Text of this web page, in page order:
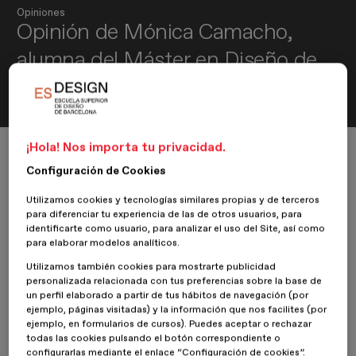
Opiniones
Opinión de Mónica Camacho,
alumna del Máster en Diseño de
Interiores
Inicio ESDESIGNERS Opiniones
Diseño de Interiores
Opinión de Mónica Camacho, alumna del Máster en Diseño de Interiores
16 Agosto 2019Mónica Camacho
Nuestra alumnaMónica Camacho delMáster en Diseño de
Interiores
, nos da su opinión sobre su experiencia enESDESIGN
¿Por qué te decidiste por cursar un máster en ESDESIGN?
¡Hola! Nos importa tu privacidad.
Configuración de Cookies
Utilizamos cookies y tecnologías similares propias y de terceros
para diferenciar tu experiencia de las de otros usuarios, para
identificarte como usuario, para analizar el uso del Site, así como
para elaborar modelos analíticos.
Utilizamos también cookies para mostrarte publicidad
personalizada relacionada con tus preferencias sobre la base de
un perfil elaborado a partir de tus hábitos de navegación (por
ejemplo, páginas visitadas) y la información que nos facilites (por
ejemplo, en formularios de cursos). Puedes aceptar o rechazar
todas las cookies pulsando el botón correspondiente o
configurarlas mediante el enlace “Configuración de cookies”.